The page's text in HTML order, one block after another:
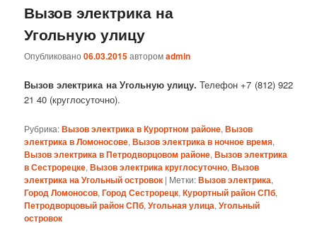
Вызов электрика на
Угольную улицу
Опубликовано06.03.2015авторомadmin
Вызов электрика на Угольную улицу. Телефон +7 (812) 922
21 40 (круглосуточно).
Рубрика:Вызов электрика в Курортном районе,Вызов
электрика в Ломоносове,Вызов электрика в ночное время,
Вызов электрика в Петродворцовом районе,Вызов электрика
в Сестрорецке,Вызов электрика круглосуточно,Вызов
электрика на Угольный островок | Метки:Вызов электрика,
Город Ломоносов,Город Сестрорецк,Курортный район СПб,
Петродворцовый район СПб,Угольная улица,Угольный
островок